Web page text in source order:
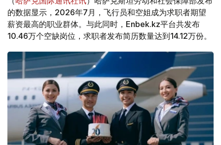
的数据显示，2026年7月，飞行员和空姐成为求职者期望
薪资最高的职业群体。与此同时，Enbek.kz平台共发布
10.46万个空缺岗位，求职者发布简历数量达到14.12万份。